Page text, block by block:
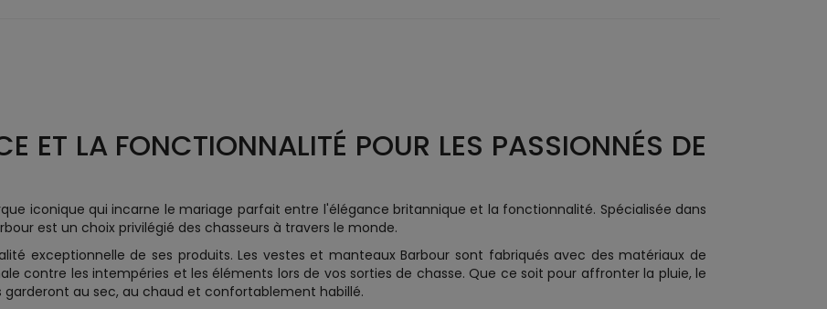
ET LA FONCTIONNALITÉ POUR LES PASSIONNÉS DE
iconique qui incarne le mariage parfait entre l'élégance britannique et la fonctionnalité. Spécialisée dans
est un choix privilégié des chasseurs à travers le monde.
exceptionnelle de ses produits. Les vestes et manteaux Barbour sont fabriqués avec des matériaux de
contre les intempéries et les éléments lors de vos sorties de chasse. Que ce soit pour affronter la pluie, le
au sec, au chaud et confortablement habillé.